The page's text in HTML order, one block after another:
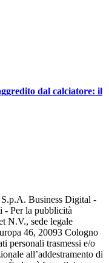
dal calciatore: il
Business Digital -
- Per la pubblicità
N.V., sede legale
46, 20093 Cologno
personali trasmessi e/o
all’addestramento di